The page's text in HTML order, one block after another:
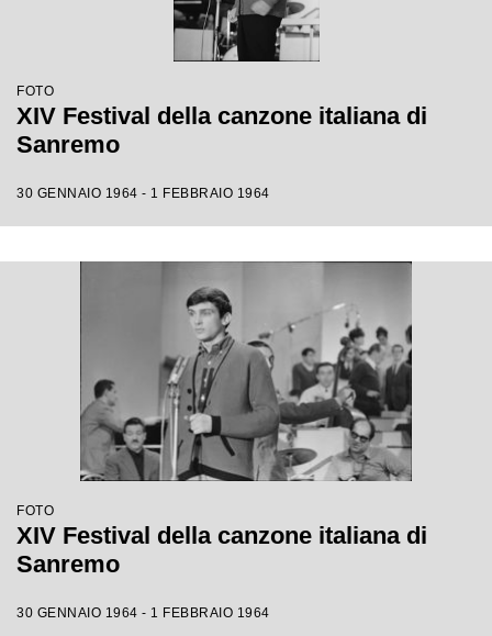
FOTO
XIV Festival della canzone italiana di
Sanremo
30 GENNAIO 1964 - 1 FEBBRAIO 1964
FOTO
XIV Festival della canzone italiana di
Sanremo
30 GENNAIO 1964 - 1 FEBBRAIO 1964